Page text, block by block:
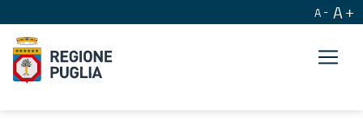
A A